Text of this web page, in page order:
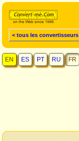
< tous les convertisseurs
EN ES PT RU FR